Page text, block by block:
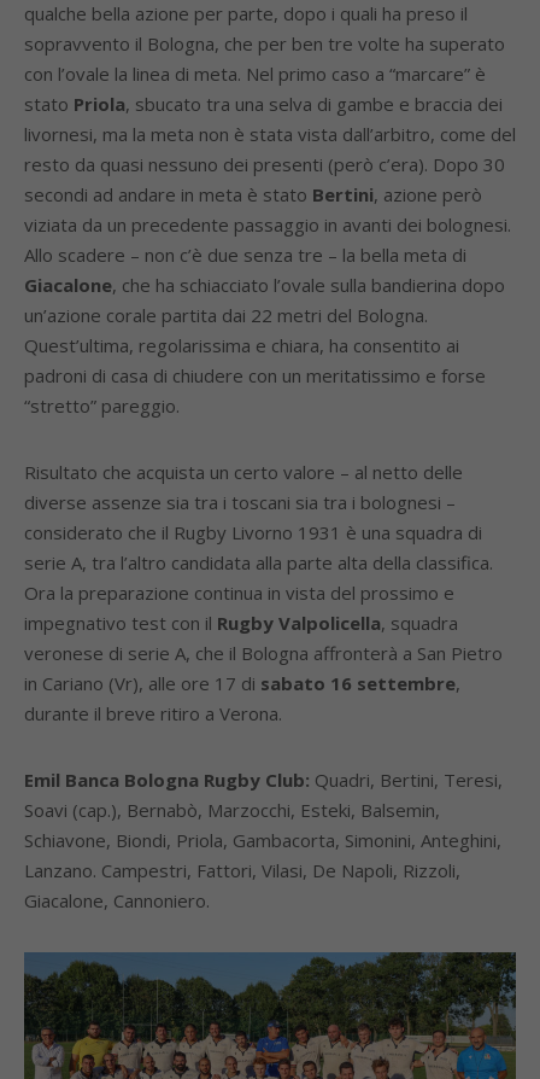
qualche bella azione per parte, dopo i quali ha preso il
sopravvento il Bologna, che per ben tre volte ha superato
con l’ovale la linea di meta. Nel primo caso a “marcare” è
stato Priola, sbucato tra una selva di gambe e braccia dei
livornesi, ma la meta non è stata vista dall’arbitro, come del
resto da quasi nessuno dei presenti (però c’era). Dopo 30
secondi ad andare in meta è stato Bertini, azione però
viziata da un precedente passaggio in avanti dei bolognesi.
Allo scadere – non c’è due senza tre – la bella meta di
Giacalone, che ha schiacciato l’ovale sulla bandierina dopo
un’azione corale partita dai 22 metri del Bologna.
Quest’ultima, regolarissima e chiara, ha consentito ai
padroni di casa di chiudere con un meritatissimo e forse
“stretto” pareggio.
Risultato che acquista un certo valore – al netto delle
diverse assenze sia tra i toscani sia tra i bolognesi –
considerato che il Rugby Livorno 1931 è una squadra di
serie A, tra l’altro candidata alla parte alta della classifica.
Ora la preparazione continua in vista del prossimo e
impegnativo test con il Rugby Valpolicella, squadra
veronese di serie A, che il Bologna affronterà a San Pietro
in Cariano (Vr), alle ore 17 di sabato 16 settembre,
durante il breve ritiro a Verona.
Emil Banca Bologna Rugby Club: Quadri, Bertini, Teresi,
Soavi (cap.), Bernabò, Marzocchi, Esteki, Balsemin,
Schiavone, Biondi, Priola, Gambacorta, Simonini, Anteghini,
Lanzano. Campestri, Fattori, Vilasi, De Napoli, Rizzoli,
Giacalone, Cannoniero.